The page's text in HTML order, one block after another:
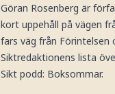
Göran Rosenberg är
kort uppehåll på vägen
fars väg från Förintelsen
Siktredaktionens lista
Sikt podd: Boksommar.